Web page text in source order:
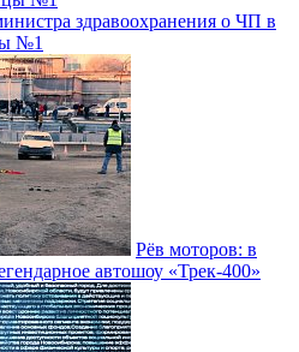
здравоохранения о ЧП в
№1
Рёв моторов: в
автошоу «Трек-400»